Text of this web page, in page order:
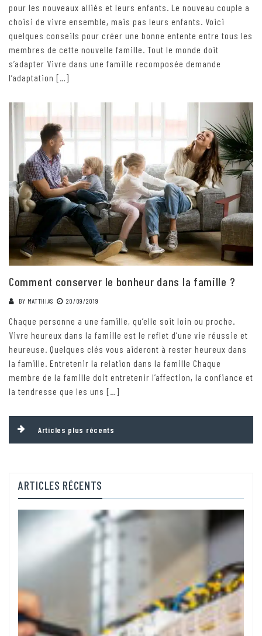
pour les nouveaux alliés et leurs enfants. Le nouveau couple a
choisi de vivre ensemble, mais pas leurs enfants. Voici
quelques conseils pour créer une bonne entente entre tous les
membres de cette nouvelle famille. Tout le monde doit
s’adapter Vivre dans une famille recomposée demande
l’adaptation […]
Comment conserver le bonheur dans la famille ?
BY MATTHIAS 20/09/2019
Chaque personne a une famille, qu’elle soit loin ou proche.
Vivre heureux dans la famille est le reflet d’une vie réussie et
heureuse. Quelques clés vous aideront à rester heureux dans
la famille. Entretenir la relation dans la famille Chaque
membre de la famille doit entretenir l’affection, la confiance et
la tendresse que les uns […]
Navigation
des
Articles plus récents
ARTICLES RÉCENTS